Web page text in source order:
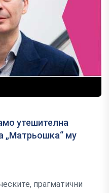
утешителна
„Матрьошка“ му
прагматични